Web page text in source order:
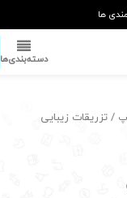
ها
دسته‌بندی‌ها
/ تزریقات زیبایی